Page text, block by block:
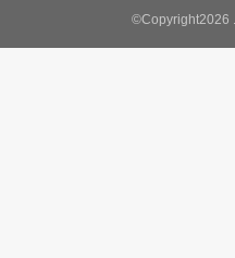
©Copyright2026